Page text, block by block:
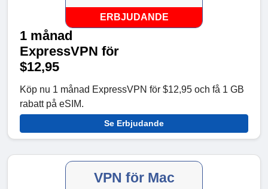
ERBJUDANDE
1 månad
ExpressVPN för
$12,95
Köp nu 1 månad ExpressVPN för $12,95 och få 1 GB
rabatt på eSIM.
Se Erbjudande
VPN för Mac